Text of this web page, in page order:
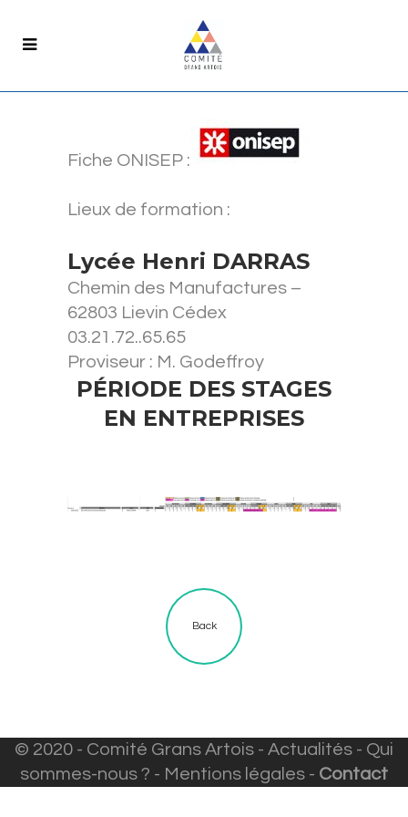
Fiche ONISEP :
Lieux de formation :
Lycée Henri DARRAS
Chemin des Manufactures –
62803 Lievin Cédex
03.21.72..65.65
Proviseur : M. Godeffroy
PÉRIODE DES STAGES
EN ENTREPRISES
Back
© 2020 - Comité Grans Artois - Actualités - Qui
sommes-nous ? - Mentions légales - Contact